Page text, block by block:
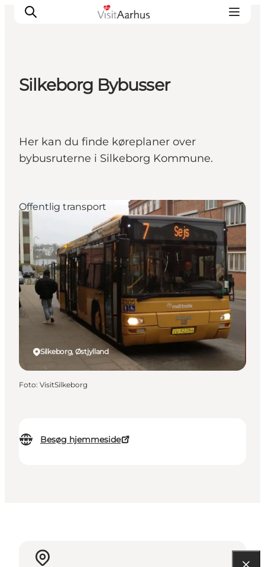
Byer og steder
Planlæg ferien
Transport
Silkeborg Bybusser
Her kan du finde køreplaner over
bybusruterne i Silkeborg Kommune.
Besøg hjemmeside
Silkeborg, Østjylland
Offentlig transport
Foto: VisitSilkeborg